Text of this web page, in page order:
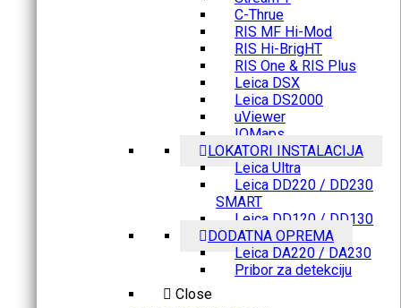
C-Thrue
RIS MF Hi-Mod
RIS Hi-BrigHT
RIS One & RIS Plus
Leica DSX
Leica DS2000
uViewer
IQMaps
LOKATORI INSTALACIJA
Leica Ultra
Leica DD220 / DD230
SMART
Leica DD120 / DD130
DODATNA OPREMA
Leica DA220 / DA230
Pribor za detekciju
Close